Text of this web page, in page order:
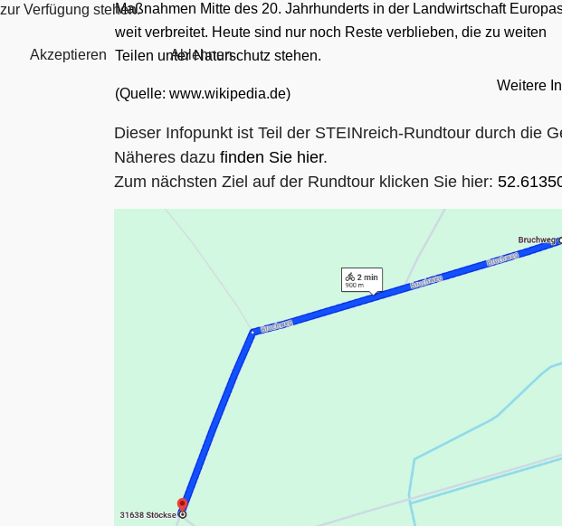
Maßnahmen Mitte des 20. Jahrhunderts in der Landwirtschaft
weit verbreitet. Heute sind nur noch Reste verblieben, die zu weiten
Teilen unter Naturschutz stehen.
(Quelle: www.wikipedia.de)
Dieser Infopunkt ist Teil der STEINreich-Rundtour durch die
Näheres dazu finden Sie hier.
Zum nächsten Ziel auf der Rundtour klicken Sie hier:
zur Verfügung stehen.
Akzeptieren
Ablehnen
Weitere